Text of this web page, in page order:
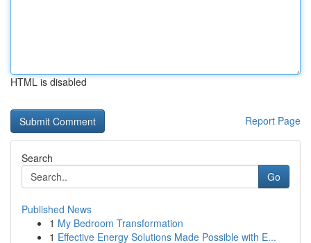
HTML is disabled
Report Page
Search
Go
Published News
1 My Bedroom Transformation
1 Effective Energy Solutions Made Possible with E...